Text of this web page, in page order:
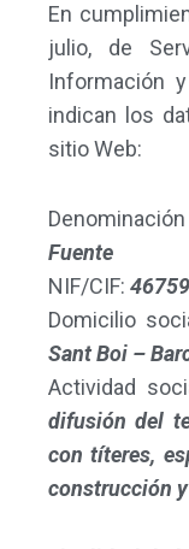
En
julio, de
Información
indican los
sitio Web:
Fuente
NIF/CIF:
Domicilio
Sant Boi –
Actividad
difusión del
con títeres,
construcción